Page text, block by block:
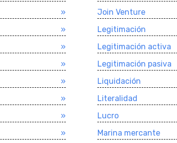
»
»
»
»
»
»
»
»
Join Venture
Legitimación
Legitimación activa
Legitimación pasiva
Liquidación
Literalidad
Lucro
Marina mercante